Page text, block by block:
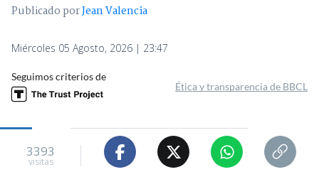
Publicado porJean Valencia
Miércoles 05 Agosto, 2026 | 23:47
Seguimos criterios de
Ética y transparencia de BBCL
3393
visitas